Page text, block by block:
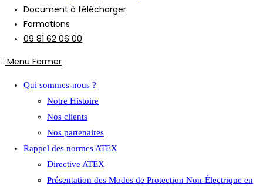
Document à télécharger
Formations
09 81 62 06 00
Menu Fermer
Qui sommes-nous ?
Notre Histoire
Nos clients
Nos partenaires
Rappel des normes ATEX
Directive ATEX
Présentation des Modes de Protection Non-Électrique en